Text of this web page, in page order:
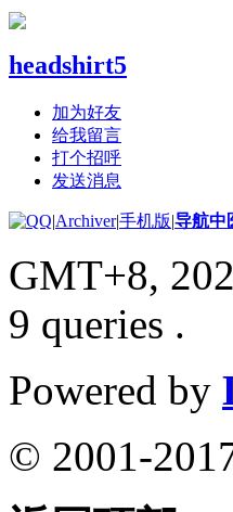
headshirt5
加为好友
给我留言
打个招呼
发送消息
|Archiver|手机版|导航中
GMT+8,
9 queries .
Powered by
© 2001-